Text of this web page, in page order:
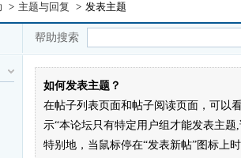
> 主题与回复 > 发表主题
帮助搜索
如何发表主题？
在帖子列表页面和帖子阅读页面，可以
示“本论坛只有特定用户组才能发表主
特别地，当鼠标停在“发表新帖”图标上